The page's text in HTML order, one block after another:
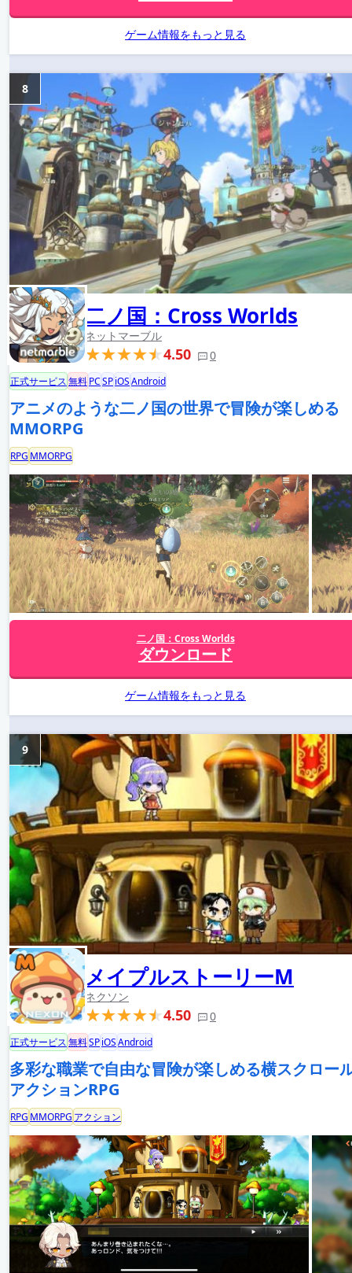
ゲーム情報をもっと見る
二ノ国：Cross Worlds
ネットマーブル
4.50 0
8
正式サービス無料PCSPiOSAndroid
アニメのような二ノ国の世界で冒険が楽しめる
MMORPG
RPG MMORPG
二ノ国：Cross Worlds
ダウンロード
ゲーム情報をもっと見る
メイプルストーリーM
ネクソン
4.50 0
9
正式サービス無料SPiOSAndroid
多彩な職業で自由な冒険が楽しめる横スクロー
アクションRPG
RPG MMORPG アクション